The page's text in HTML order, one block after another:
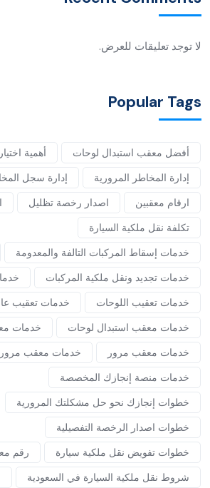
لا توجد تعليقات للعرض.
Popular Tags
أفضل معقب استبدال لوحات
أهمية
إدارة المخاطر المرورية
إدارة سجل
ارقام معقبين
اصدار رخصة تظليل
تكلفة نقل ملكية السيارة
خدمات إسقاط المركبات التالفة والمعدومة
خدمات تجديد ونقل ملكية المركبات
خدمات تعقيب اللوحات
خدمات تعقيب
خدمات معقب استبدال لوحات
خدمات
خدمات معقب مرور
خدمات معقب
خدمات منصة إنجازك المخصصة
خطوات إنجازك نحو حل مشكلتك المرورية
خطوات اصدار الرخصة التفصيلية
خطوات تفويض نقل ملكية سيارة
رقم
شروط نقل ملكية السيارة في السعودية